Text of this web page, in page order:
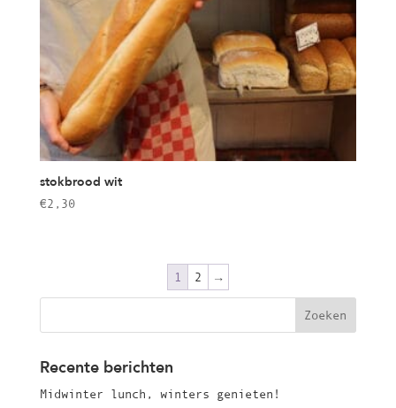
stokbrood wit
€2,30
1 2 →
Recente berichten
Midwinter lunch, winters genieten!